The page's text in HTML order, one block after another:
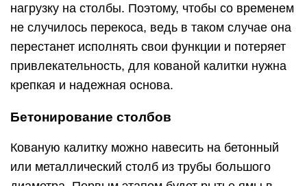
нагрузку на столбы. Поэтому, чтобы со временем
не случилось перекоса, ведь в таком случае она
перестанет исполнять свои функции и потеряет
привлекательность, для кованой калитки нужна
крепкая и надежная основа.
Бетонирование столбов
Кованую калитку можно навесить на бетонный
или металлический столб из трубы большого